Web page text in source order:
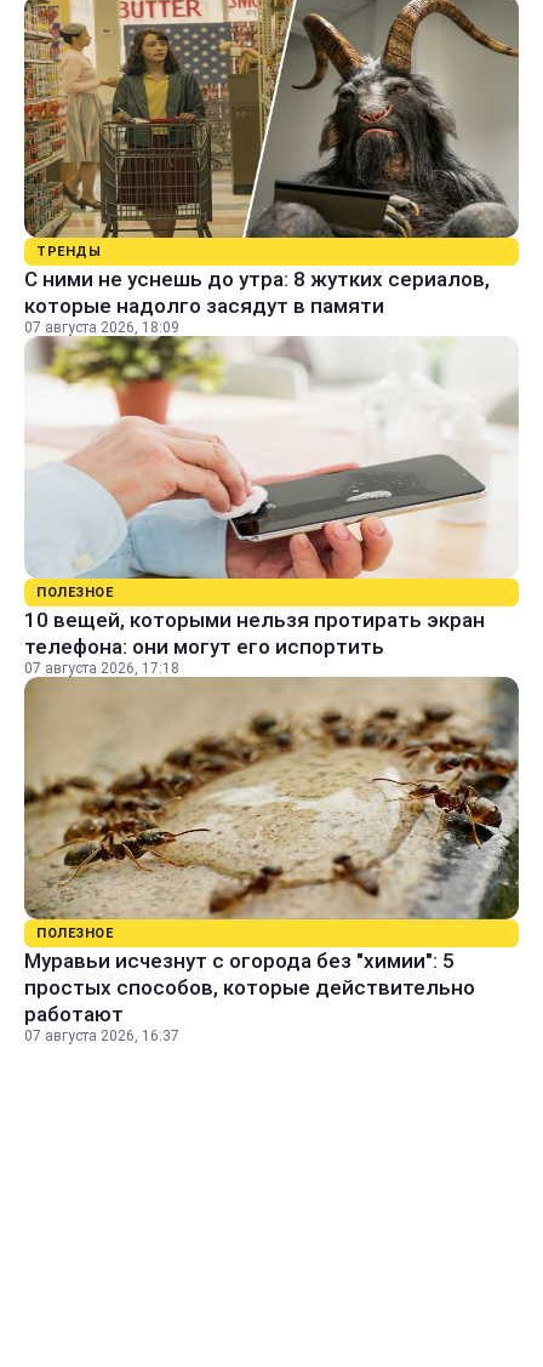
ТРЕНДЫ
С ними не уснешь до утра: 8 жутких сериалов,
которые надолго засядут в памяти
07 августа 2026, 18:09
ПОЛЕЗНОЕ
10 вещей, которыми нельзя протирать экран
телефона: они могут его испортить
07 августа 2026, 17:18
ПОЛЕЗНОЕ
Муравьи исчезнут с огорода без "химии": 5
простых способов, которые действительно
работают
07 августа 2026, 16:37